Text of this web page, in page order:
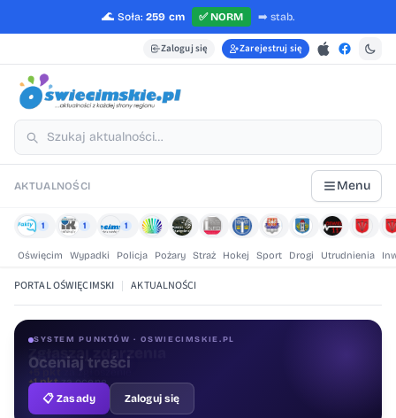
🌊 Soła: 259 cm ✅NORM ➡️ stab.
Zaloguj się Zarejestruj się
AKTUALNOŚCI Menu
1 1 1
Oświęcim Wypadki Policja Pożary Straż Hokej Sport Drogi Utrudnienia
PORTAL OŚWIĘCIMSKI | AKTUALNOŚCI
SYSTEM PUNKTÓW · OSWIECIMSKIE.PL
Oceniaj treści
+1 pkt
📋 Zasady
Zaloguj się